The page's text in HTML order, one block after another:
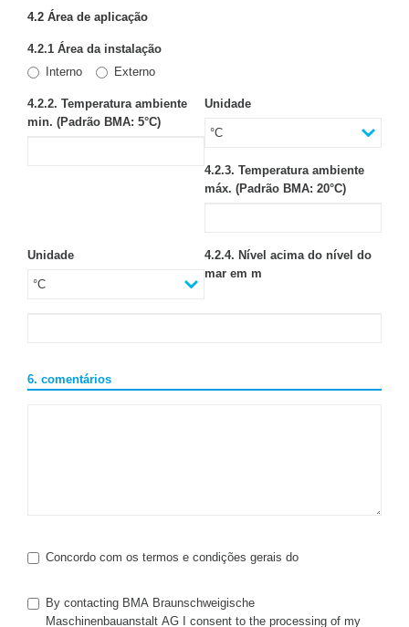
4.2 Área de aplicação
4.2.1 Área da instalação
Interno
Externo
4.2.2. Temperatura ambiente
min. (Padrão BMA: 5°C)
Unidade
4.2.3. Temperatura ambiente
máx. (Padrão BMA: 20°C)
Unidade
4.2.4. Nível acima do nível do
mar em m
6. comentários
Concordo com os termos e condições gerais do
By contacting BMA Braunschweigische
Maschinenbauanstalt AG I consent to the processing of my